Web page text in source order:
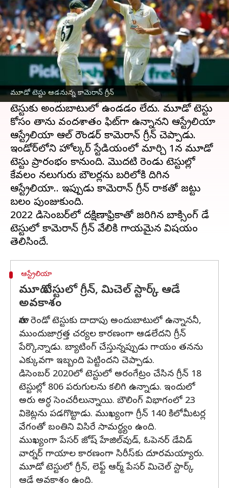
మూడో టెస్టు ఆడనున్న కామెరాన్ గ్రీన్
వ్రాసిన వారు Jayachandra Akuri Feb 24, 2023 06:10 pm
ఈ వార్తాకథనం ఏంటి
బోర్డర్ గవాస్కర్ ట్రోఫీలో భాగంగా గాయంతో మొదటి
రెండు మ్యాచ్ లకు కామెరాన్ గ్రీన్ దూరమయ్యాడు.
ఇప్పటికే ఆస్ట్రేలియా కెప్టెన్ పాట్ కమిన్స్ కూడా మూడో
టెస్టుకు అందుబాటులో ఉండడం లేదు. మూడో టెస్టు
కోసం తాను వందశాతం ఫిట్‌గా ఉన్నానని ఆస్ట్రేలియా
ఆస్ట్రేలియా ఆల్ రౌండర్ కామెరాన్ గ్రీన్ చెప్పాడు.
ఇండోర్‌లోని హోల్కర్ స్టేడియంలో మార్చి 1న మూడో
టెస్టు ప్రారంభం కానుంది. మొదటి రెండు టెస్టుల్లో
కేవలం నలుగురు బౌలర్లను బరిలోకి దిగిన
ఆస్ట్రేలియా.. ఇప్పుడు కామెరాన్ గ్రీన్ రాకతో జట్టు
బలం పుంజుకుంది.
2022 డిసెంబర్‌లో దక్షిణాఫ్రికాతో జరిగిన బాక్సింగ్ డే
టెస్టులో కామెరాన్ గ్రీన్ వేలికి గాయమైన విషయం
ఆస్ట్రేలియా
మూడో టెస్టులో గ్రీన్, మిచెల్ స్టార్క్ ఆడే
అవకాశం
తాను రెండో టెస్టుకు దాదాపు అందుబాటులో ఉన్నాననీ,
ముందుజాగ్రత్త చర్యల కారణంగా ఆడలేదని గ్రీన్
పేర్కొన్నాడు. బ్యాటింగ్ చేస్తున్నప్పుడు గాయం తనను
ఎక్కువగా ఇబ్బంది పెట్టిందని చెప్పాడు.
డిసెంబర్ 2020లో టెస్టులో అరంగేట్రం చేసిన గ్రీన్ 18
టెస్టుల్లో 806 పరుగులను కలిగి ఉన్నాడు. ఇందులో
అరు అర్ధ సెంచరీలున్నాయి. బౌలింగ్ విభాగంలో 23
వికెట్లను పడగొట్టాడు. ముఖ్యంగా గ్రీన్ 140 కిలోమీటర్ల
వేగంతో బంతిని విసిరే సామర్థ్యం ఉంది.
ముఖ్యంగా పేసర్ జోష్ హేజిల్‌వుడ్, ఓపెనర్ డేవిడ్
వార్నర్ గాయాల కారణంగా సిరీస్‌కు దూరమయ్యారు.
మూడో టెస్టులో గ్రీన్, లెఫ్ట్ ఆర్మ్ పేసర్ మిచెల్ స్టార్క్
ఆడే అవకాశం ఉంది.